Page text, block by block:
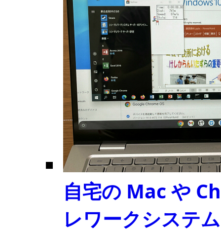
自宅の Mac や
レワークシステ